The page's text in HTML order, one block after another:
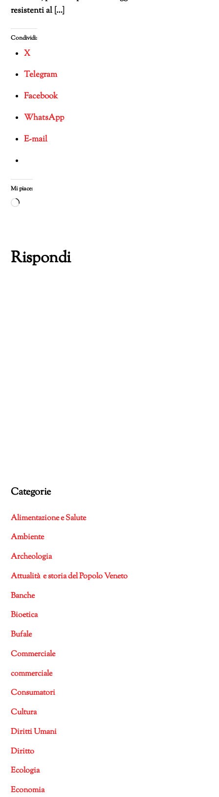
resistenti al […]
Condividi:
X
Telegram
Facebook
WhatsApp
E-mail
Mi piace:
Caricamento
Rispondi
Categorie
Alimentazione e Salute
Ambiente
Archeologia
Attualità e storia del Popolo Veneto
Banche
Bioetica
Bufale
Commerciale
commerciale
Consumatori
Cultura
Diritti Umani
Diritto
Ecologia
Economia